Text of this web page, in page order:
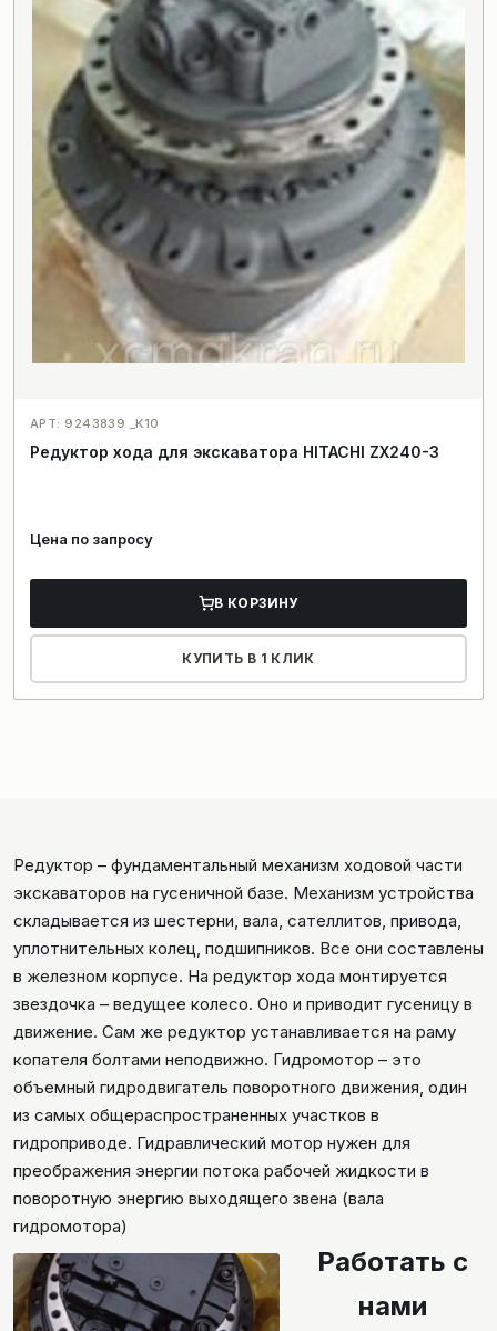
АРТ: 9243839 _K10
Редуктор хода для экскаватора HITACHI ZX240-3
Цена по запросу
В КОРЗИНУ
КУПИТЬ В 1 КЛИК
Редуктор – фундаментальный механизм ходовой части
экскаваторов на гусеничной базе. Механизм устройства
складывается из шестерни, вала, сателлитов, привода,
уплотнительных колец, подшипников. Все они составлены
в железном корпусе. На редуктор хода монтируется
звездочка – ведущее колесо. Оно и приводит гусеницу в
движение. Сам же редуктор устанавливается на раму
копателя болтами неподвижно. Гидромотор – это
объемный гидродвигатель поворотного движения, один
из самых общераспространенных участков в
гидроприводе. Гидравлический мотор нужен для
преображения энергии потока рабочей жидкости в
поворотную энергию выходящего звена (вала
гидромотора)
Работать с
нами